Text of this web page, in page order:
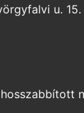
u. 15.